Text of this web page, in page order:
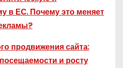
в ЕС. Почему это меняет
продвижения сайта:
и росту